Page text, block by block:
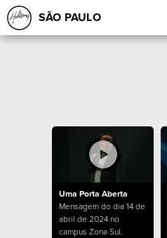
SÃO PAULO
Uma Porta Aberta
Mensagem do dia 14 de
abril de 2024 no
campus Zona Sul.